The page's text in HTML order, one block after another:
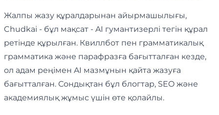
Жалпы жазу құралдарынан айырмашылығы,
Chudkai - бұл мақсат - AI гумантизерлі тегін құрал
ретінде құрылған. Квиллбот пен грамматикалық
грамматика және парафразға бағытталған кезде,
ол адам реңімен AI мазмұнын қайта жазуға
бағытталған. Сондықтан бұл блогтар, SEO және
академиялық жұмыс үшін өте қолайлы.